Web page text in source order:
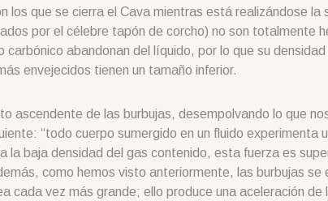
los que se cierra el Cava mientras está realizándose
por el célebre tapón de corcho) no son totalmente
carbónico abandonan del líquido, por lo que su
envejecidos tienen un tamaño inferior.
ascendente de las burbujas, desempolvando lo que
“todo cuerpo sumergido en un fluido experimenta
la baja densidad del gas contenido, esta fuerza es
como hemos visto anteriormente, las burbujas
cada vez más grande; ello produce una aceleración